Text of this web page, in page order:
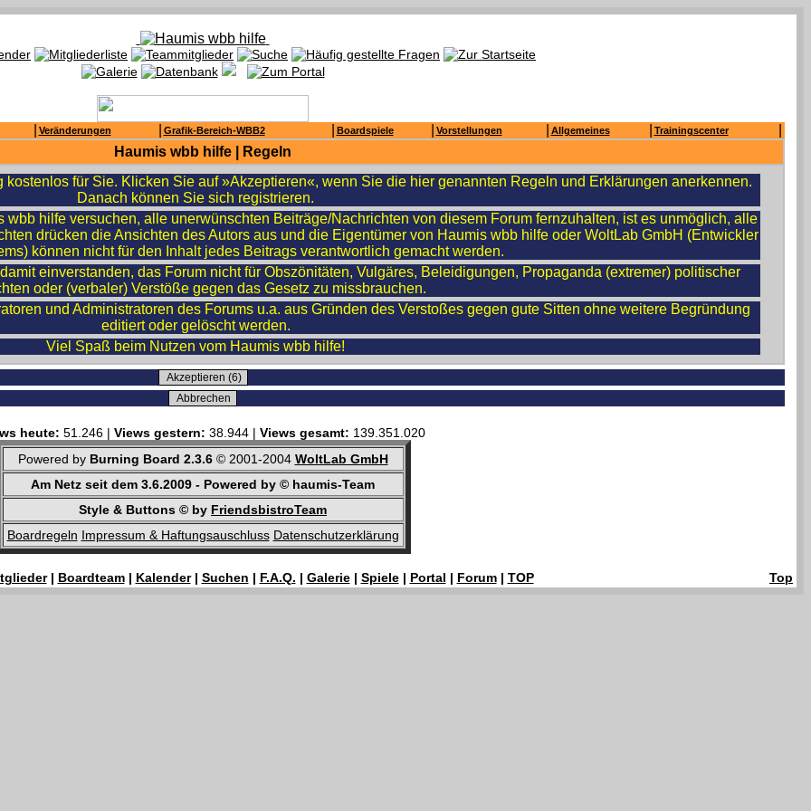
Veränderungen Grafik-Bereich-WBB2 Boardspiele Vorstellungen Allgemeines Trainingscenter
Haumis wbb hilfe | Regeln
für Sie. Klicken Sie auf »Akzeptieren«, wenn Sie die hier genannten Regeln und Erklärungen anerkennen.
Danach können Sie sich registrieren.
hilfe versuchen, alle unerwünschten Beiträge/Nachrichten von diesem Forum fernzuhalten, ist es unmöglich, alle
drücken die Ansichten des Autors aus und die Eigentümer von Haumis wbb hilfe oder WoltLab GmbH (Entwickler
können nicht für den Inhalt jedes Beitrags verantwortlich gemacht werden.
einverstanden, das Forum nicht für Obszönitäten, Vulgäres, Beleidigungen, Propaganda (extremer) politischer
oder (verbaler) Verstöße gegen das Gesetz zu missbrauchen.
und Administratoren des Forums u.a. aus Gründen des Verstoßes gegen gute Sitten ohne weitere Begründung
editiert oder gelöscht werden.
Viel Spaß beim Nutzen vom Haumis wbb hilfe!
heute: 51.246 | Views gestern: 38.944 | Views gesamt: 139.351.020
Powered by Burning Board 2.3.6© 2001-2004 WoltLab GmbH
Am Netz seit dem 3.6.2009 - Powered by © haumis-Team
Style & Buttons © by FriendsbistroTeam
Boardregeln Impressum & Haftungsauschluss Datenschutzerklärung
| Boardteam| Kalender| Suchen | F.A.Q. | Galerie| Spiele| Portal | Forum| TOP Top